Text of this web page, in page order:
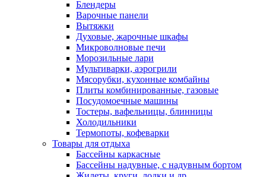
Блендеры
Варочные панели
Вытяжки
Духовые, жарочные шкафы
Микроволновые печи
Морозильные лари
Мультиварки, аэрогрили
Мясорубки, кухонные комбайны
Плиты комбинированные, газовые
Посудомоечные машины
Тостеры, вафельницы, блинницы
Холодильники
Термопоты, кофеварки
Товары для отдыха
Бассейны каркасные
Бассейны надувные, с надувным бортом